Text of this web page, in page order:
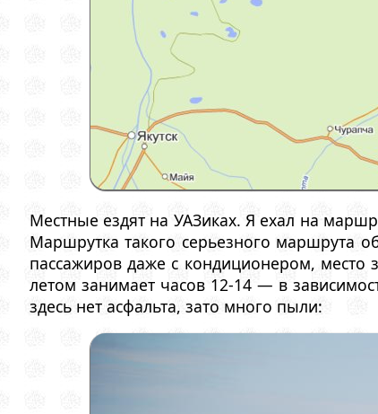
Местные ездят на УАЗиках. Я ехал на
Маршрутка такого серьезного маршрута
пассажиров даже с кондиционером, место
летом занимает часов 12-14 — в
здесь нет асфальта, зато много пыли: